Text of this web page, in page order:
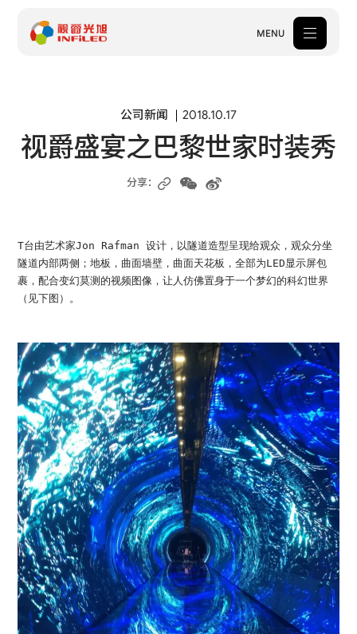
MENU
解决方案
服务支持
新闻中心
加入我们
联系我们
语言版本
CN EN ES
公司新闻 2018.10.17
视爵盛宴之巴黎世家时装秀
分享：
T台由艺术家Jon Rafman 设计，以隧道造型呈现给观众，观众分坐
隧道内部两侧；地板，曲面墙壁，曲面天花板，全部为LED显示屏包
裹，配合变幻莫测的视频图像，让人仿佛置身于一个梦幻的科幻世界
（见下图）。